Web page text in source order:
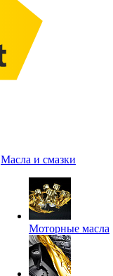
Масла и смазки
Моторные масла